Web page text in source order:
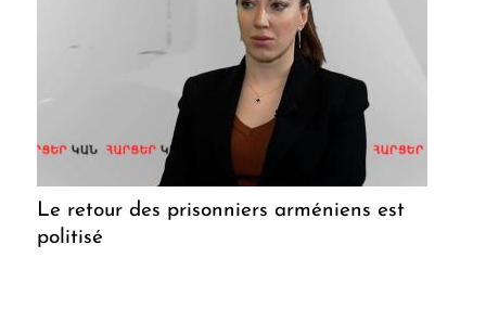
Le retour des prisonniers arméniens est
politisé